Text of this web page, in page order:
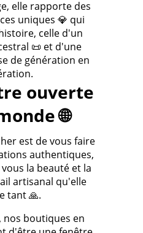
elle rapporte des
uniques 💎 qui
celle d'un
📜 et d'une
de génération en
ouverte
🌐
est de vous faire
authentiques,
la beauté et la
artisanal qu'elle
tant 🙏.
nos boutiques en